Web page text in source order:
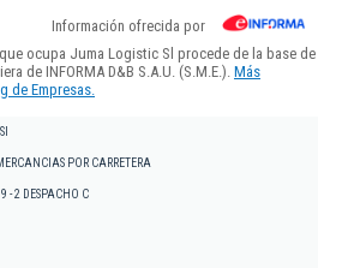
Información ofrecida por
ocupa Juma Logistic Sl procede de la base de
de INFORMA D&B S.A.U. (S.M.E.). Más
de Empresas.
POR CARRETERA
- 2 DESPACHO C